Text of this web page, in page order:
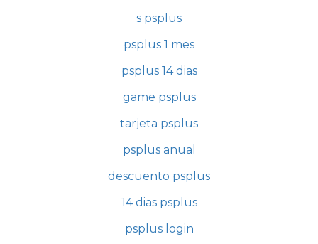
s psplus
psplus 1 mes
psplus 14 dias
game psplus
tarjeta psplus
psplus anual
descuento psplus
14 dias psplus
psplus login